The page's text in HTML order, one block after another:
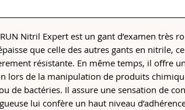
Nitril Expert est un gant d’examen très
que celle des autres gants en nitrile,
résistante. En même temps, il offre
lors de la manipulation de produits
de bactéries. Il assure une sensation de
lui confère un haut niveau